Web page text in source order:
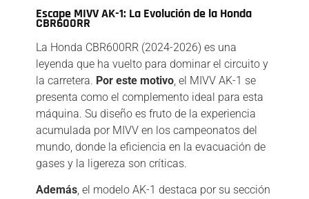
Escape MIVV AK-1: La Evolución de la Honda
CBR600RR
La Honda CBR600RR (2024-2026) es una
leyenda que ha vuelto para dominar el circuito y
la carretera. Por este motivo , el MIVV AK-1 se
presenta como el complemento ideal para esta
máquina. Su diseño es fruto de la experiencia
acumulada por MIVV en los campeonatos del
mundo, donde la eficiencia en la evacuación de
gases y la ligereza son críticas.
Además, el modelo AK-1 destaca por su sección